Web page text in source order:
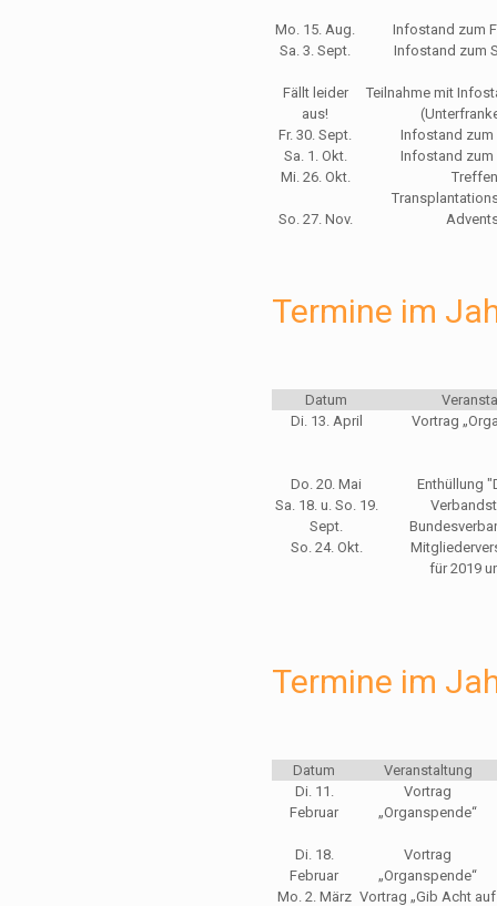
Mo. 15. Aug.
Infostand zum
Sa. 3. Sept.
Infostand zum
Fällt leider
aus!
Teilnahme mit
Fr. 30. Sept.
Infostand
Sa. 1. Okt.
Infostand
Mi. 26. Okt.
So. 27. Nov.
Termine im
Datum
Di. 13. April
Vortrag
Do. 20. Mai
Enthüllung
Sa. 18. u. So. 19.
Sept.
So. 24. Okt.
für 2019
Termine im
Datum
Veranstaltung
Di. 11.
Februar
Vortrag
„Organspende“
Di. 18.
Februar
Vortrag
„Organspende“
Mo. 2. März Vortrag „Gib Acht auf